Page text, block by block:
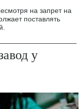
на запрет на
поставлять
у